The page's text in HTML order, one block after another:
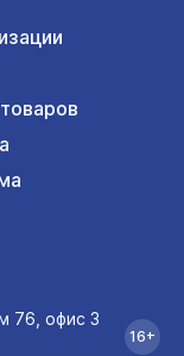
76, офис 3
16+